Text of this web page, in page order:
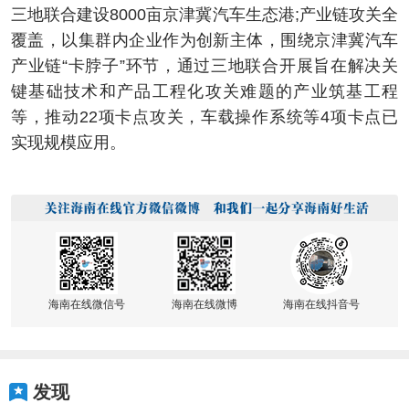
三地联合建设8000亩京津冀汽车生态港;产业链攻关全
覆盖，以集群内企业作为创新主体，围绕京津冀汽车
产业链“卡脖子”环节，通过三地联合开展旨在解决关
键基础技术和产品工程化攻关难题的产业筑基工程
等，推动22项卡点攻关，车载操作系统等4项卡点已
实现规模应用。
海南在线微信号 海南在线微博 海南在线抖音号
发现